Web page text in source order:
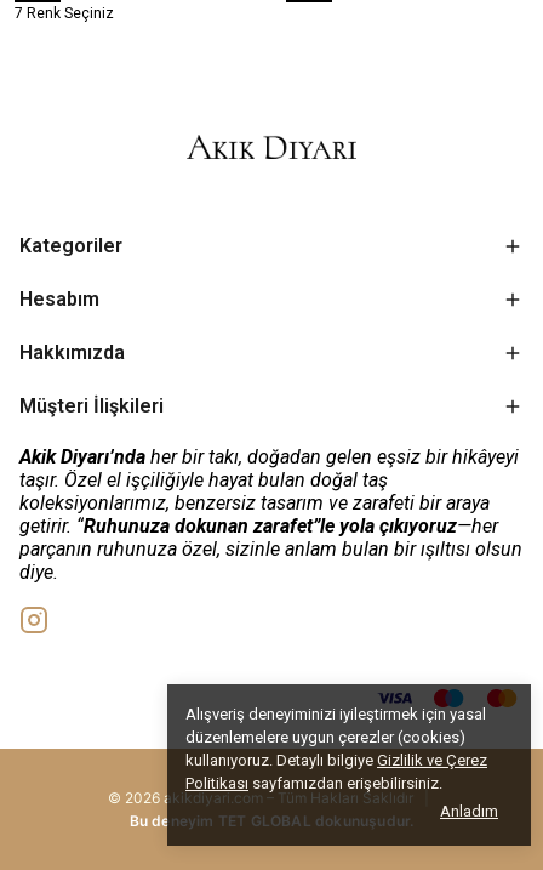
Alışveriş deneyiminizi iyileştirmek için yasal
düzenlemelere uygun çerezler (cookies)
kullanıyoruz. Detaylı bilgiye Gizlilik ve Çerez
Politikası sayfamızdan erişebilirsiniz.
Anladım
7 Renk Seçiniz
Kategoriler
Hesabım
Hakkımızda
Müşteri İlişkileri
Akik Diyarı’nda her bir takı, doğadan gelen eşsiz bir hikâyeyi
taşır. Özel el işçiliğiyle hayat bulan doğal taş
koleksiyonlarımız, benzersiz tasarım ve zarafeti bir araya
getirir. “Ruhunuza dokunan zarafet”le yola çıkıyoruz—her
parçanın ruhunuza özel, sizinle anlam bulan bir ışıltısı olsun
diye.
© 2026 akikdiyari.com – Tüm Hakları Saklıdır
Bu deneyim TET GLOBAL dokunuşudur.